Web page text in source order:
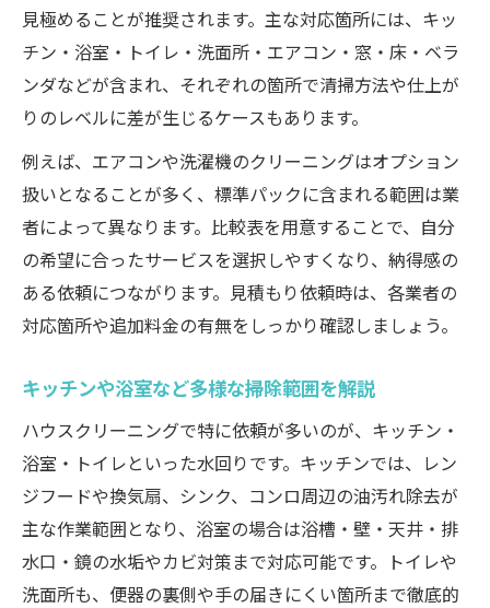
見極めることが推奨されます。主な対応箇所には、キッ
チン・浴室・トイレ・洗面所・エアコン・窓・床・ベラ
ンダなどが含まれ、それぞれの箇所で清掃方法や仕上が
りのレベルに差が生じるケースもあります。
例えば、エアコンや洗濯機のクリーニングはオプション
扱いとなることが多く、標準パックに含まれる範囲は業
者によって異なります。比較表を用意することで、自分
の希望に合ったサービスを選択しやすくなり、納得感の
ある依頼につながります。見積もり依頼時は、各業者の
対応箇所や追加料金の有無をしっかり確認しましょう。
キッチンや浴室など多様な掃除範囲を解説
ハウスクリーニングで特に依頼が多いのが、キッチン・
浴室・トイレといった水回りです。キッチンでは、レン
ジフードや換気扇、シンク、コンロ周辺の油汚れ除去が
主な作業範囲となり、浴室の場合は浴槽・壁・天井・排
水口・鏡の水垢やカビ対策まで対応可能です。トイレや
洗面所も、便器の裏側や手の届きにくい箇所まで徹底的